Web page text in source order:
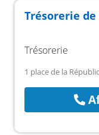
Trésorerie de
Trésorerie
1 place de la